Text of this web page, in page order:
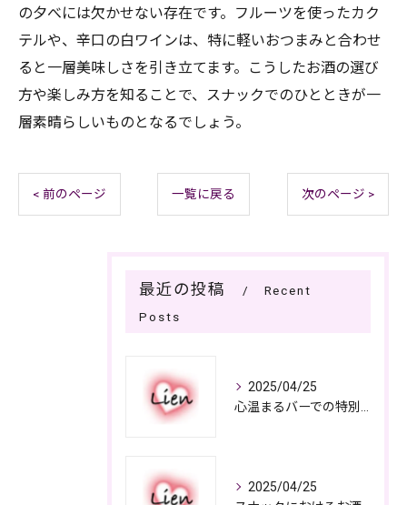
の夕べには欠かせない存在です。フルーツを使ったカク
テルや、辛口の白ワインは、特に軽いおつまみと合わせ
ると一層美味しさを引き立てます。こうしたお酒の選び
方や楽しみ方を知ることで、スナックでのひとときが一
層素晴らしいものとなるでしょう。
< 前のページ 一覧に戻る 次のページ >
最近の投稿
Recent
Posts
2025/04/25
2025/04/25